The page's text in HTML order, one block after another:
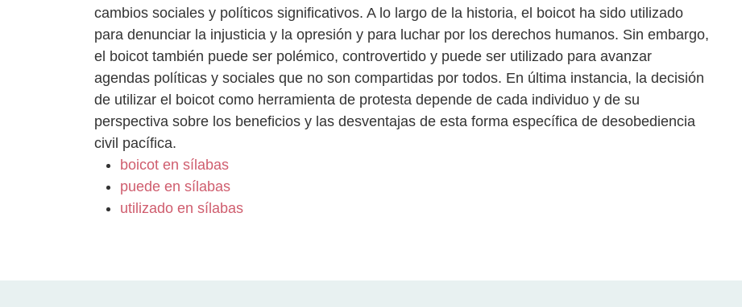
cambios sociales y políticos significativos. A lo largo de la historia, el boicot ha sido utilizado
para denunciar la injusticia y la opresión y para luchar por los derechos humanos. Sin embargo,
el boicot también puede ser polémico, controvertido y puede ser utilizado para avanzar
agendas políticas y sociales que no son compartidas por todos. En última instancia, la decisión
de utilizar el boicot como herramienta de protesta depende de cada individuo y de su
perspectiva sobre los beneficios y las desventajas de esta forma específica de desobediencia
civil pacífica.
boicot en sílabas
puede en sílabas
utilizado en sílabas